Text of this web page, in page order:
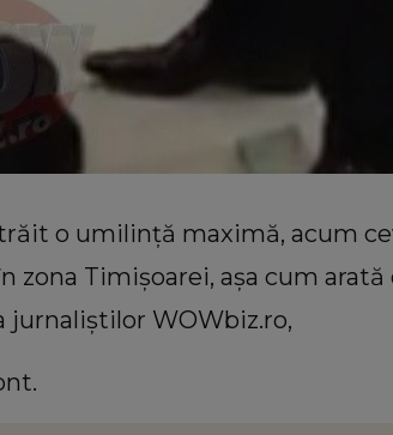
o umilinţă maximă, acum
zona Timişoarei, aşa cum
jurnaliştilor WOWbiz.ro,